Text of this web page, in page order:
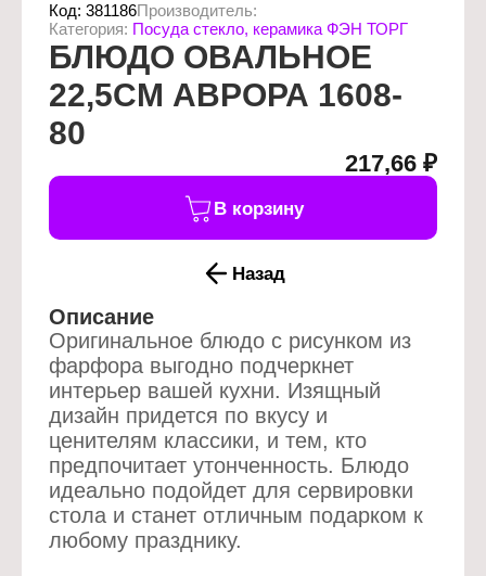
Код: 381186Производитель:
Категория: Посуда стекло, керамика ФЭН ТОРГ
БЛЮДО ОВАЛЬНОЕ
22,5СМ АВРОРА 1608-
80
Описание
Оригинальное блюдо с рисунком из
фарфора выгодно подчеркнет
интерьер вашей кухни. Изящный
дизайн придется по вкусу и
ценителям классики, и тем, кто
предпочитает утонченность. Блюдо
идеально подойдет для сервировки
стола и станет отличным подарком к
любому празднику.
217,66 ₽
Назад
В корзину